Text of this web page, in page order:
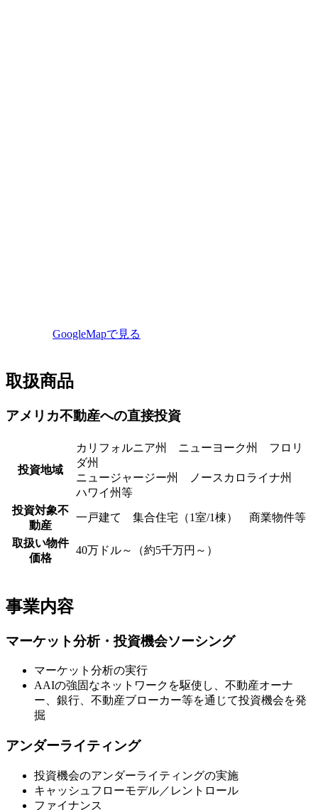
GoogleMapで見る
取扱商品
アメリカ不動産への直接投資
投資地域
カリフォルニア州 ニューヨーク州 フロリ
ダ州
ニュージャージー州 ノースカロライナ州
ハワイ州等
投資対象不
動産
一戸建て 集合住宅（1室/1棟） 商業物件等
取扱い物件
価格
40万ドル～（約5千万円～）
事業内容
マーケット分析・投資機会ソーシング
マーケット分析の実行
AAIの強固なネットワークを駆使し、不動産オーナ
ー、銀行、不動産ブローカー等を通じて投資機会を発
掘
アンダーライティング
投資機会のアンダーライティングの実施
キャッシュフローモデル／レントロール
ファイナンス